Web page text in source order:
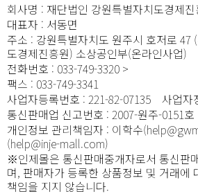
회사명 : 재단법인 강원특별자치도경제진
대표자 : 서동면
주소 : 강원특별자치도 원주시 호저로 47
도경제진흥원) 소상공인부(온라인사업)
전화번호 : 033-749-3320
팩스 : 033-749-3341
사업자등록번호 : 221-82-07135
사업자
통신판매업 신고번호 : 2007-원주-0151호
개인정보 관리책임자 : 이학수
(help@inje-mall.com)
※인제몰은 통신판매중개자로서 통신판
며, 판매자가 등록한 상품정보 및 거래에
책임을 지지 않습니다.